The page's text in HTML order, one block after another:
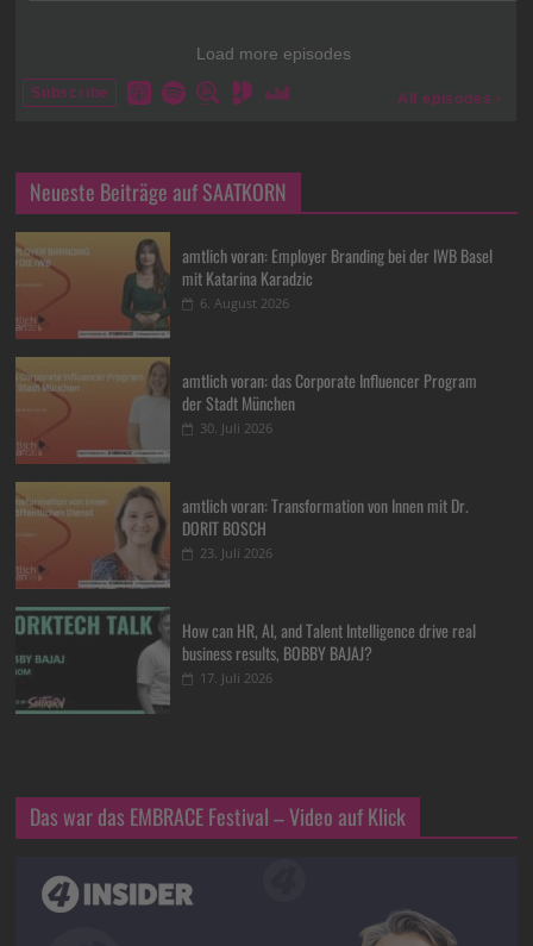
Neueste Beiträge auf SAATKORN
amtlich voran: Employer Branding bei der IWB Basel
mit Katarina Karadzic
6. August 2026
amtlich voran: das Corporate Influencer Program
der Stadt München
30. Juli 2026
amtlich voran: Transformation von Innen mit Dr.
DORIT BOSCH
23. Juli 2026
How can HR, AI, and Talent Intelligence drive real
business results, BOBBY BAJAJ?
17. Juli 2026
Das war das EMBRACE Festival – Video auf Klick